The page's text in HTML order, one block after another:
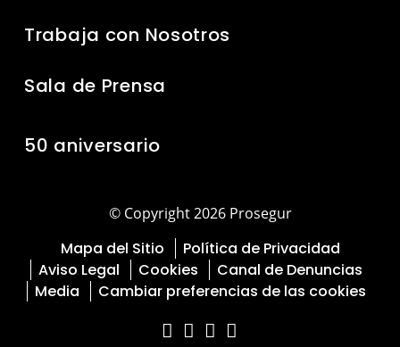
Trabaja con Nosotros
Sala de Prensa
50 aniversario
© Copyright 2026 Prosegur
Mapa del Sitio
Política de Privacidad
Aviso Legal
Cookies
Canal de Denuncias
Media
Cambiar preferencias de las cookies